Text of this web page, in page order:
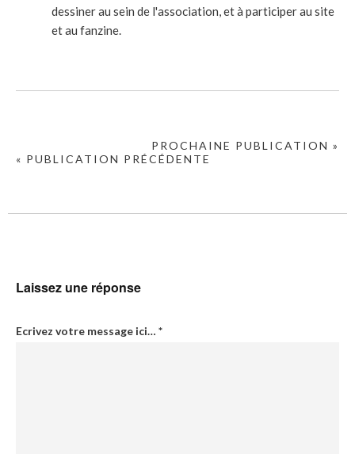
dessiner au sein de l'association, et à participer au site
et au fanzine.
PROCHAINE PUBLICATION »
« PUBLICATION PRÉCÉDENTE
Laissez une réponse
Ecrivez votre message ici… *